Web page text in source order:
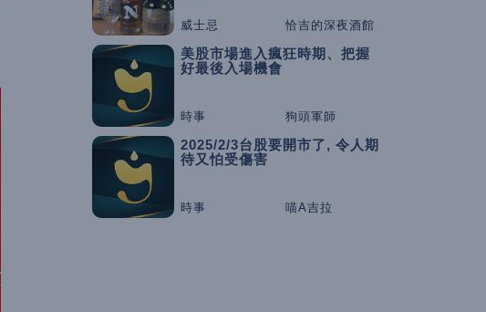
威士忌 恰吉的深夜酒館
美股市場進入瘋狂時期、把握
好最後入場機會
時事 狗頭軍師
2025/2/3台股要開市了, 令人期
待又怕受傷害
時事 喵A吉拉